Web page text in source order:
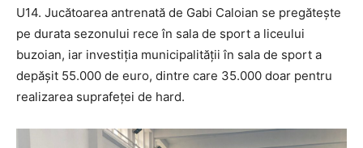
U14. Jucătoarea antrenată de Gabi Caloian se pregăteşte
pe durata sezonului rece în sala de sport a liceului
buzoian, iar investiţia municipalităţii în sala de sport a
depăşit 55.000 de euro, dintre care 35.000 doar pentru
realizarea suprafeţei de hard.